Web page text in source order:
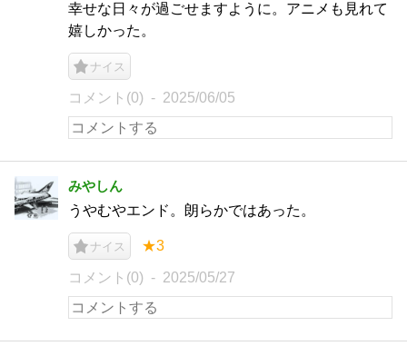
幸せな日々が過ごせますように。アニメも見れて
嬉しかった。
ナイス
コメント(0) 2025/06/05
みやしん
うやむやエンド。朗らかではあった。
ナイス ★3
コメント(0) 2025/05/27